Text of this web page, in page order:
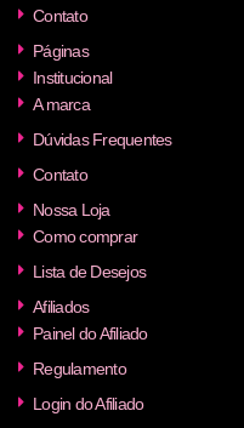
Contato
Páginas
Institucional
A marca
Dúvidas Frequentes
Contato
Nossa Loja
Como comprar
Lista de Desejos
Afiliados
Painel do Afiliado
Regulamento
Login do Afiliado